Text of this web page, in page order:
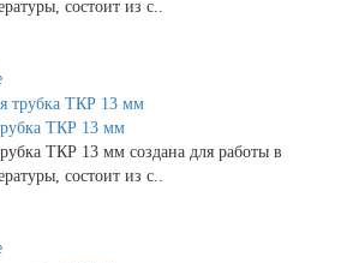
состоит из с..
ТКР 13 мм
ТКР 13 мм создана для работы в
состоит из с..